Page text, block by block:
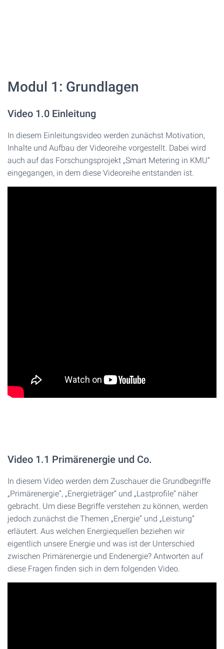
Modul 1: Grundlagen
Video 1.0 Einleitung
In diesem Einleitungsvideo werden zunächst Motivation,
Inhalte und Aufbau der Videoreihe vorgestellt. Dabei wird
auch auf das Forschungsprojekt „Smart Metering in KMU“
eingegangen, in dem diese Videoreihe entstanden ist.
Video 1.1 Primärenergie und Co.
In diesem Video werden dem Zuschauer die Grundbegriffe
„Primärenergie“, „Energieträger“ und „Lastprofile“ näher
gebracht. Um diese Begriffe verstehen zu können, werden
jedoch zunächst die Themen „Energie“ und „Leistung“
erläutert. Aus welchen Energiequellen beziehen wir
eigentlich unsere Energie und was ist der Unterschied
zwischen Primärenergie und Endenergie? Antworten auf
diese Fragen finden sich in dem folgenden Video.